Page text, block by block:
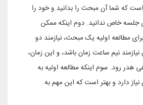
که شما آن مبحث را بدانید و خود را
جلسه خاص ندانید. دوم اینکه ممکن
مطالعه اولیه یک مبحث، نیازمند دو
نیم ساعت زمان باشد، و این زمان،
هدر رود. سوم اینکه مطالعه اولیه به
دارد و بهتر است که این مهم به